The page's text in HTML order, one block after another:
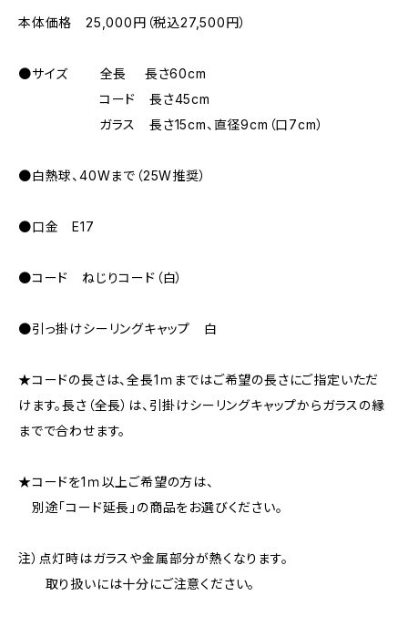
本体価格 25,000円（税込27,500円）
●サイズ 全長 長さ60cm
コード 長さ45cm
ガラス 長さ15cm、直径9cm（口7cm）
●白熱球、40Wまで（25W推奨）
●口金 E17
●コード ねじりコード（白）
●引っ掛けシーリングキャップ 白
★コードの長さは、全長1ｍまではご希望の長さにご指定いただ
けます。長さ（全長）は、引掛けシーリングキャップからガラスの縁
までで合わせます。
★コードを1ｍ以上ご希望の方は、
別途「コード延長」の商品をお選びください。
注）点灯時はガラスや金属部分が熱くなります。
取り扱いには十分にご注意ください。